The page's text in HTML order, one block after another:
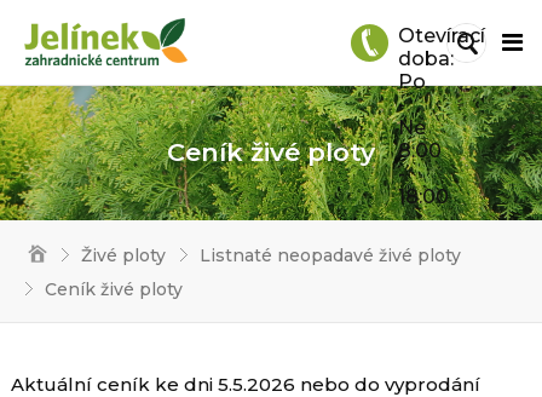
Otevírací
doba:
Po
-
Ne
8:00
-
18:00
Ceník živé ploty
Živé ploty
Listnaté neopadavé živé ploty
Ceník živé ploty
Aktuální ceník ke dni 5.5.2026 nebo do vyprodání